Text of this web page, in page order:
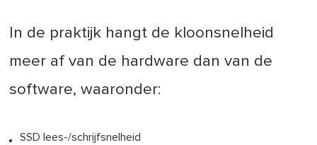
In de praktijk hangt de kloonsnelheid
meer af van de hardware dan van de
software, waaronder:
SSD lees-/schrijfsnelheid